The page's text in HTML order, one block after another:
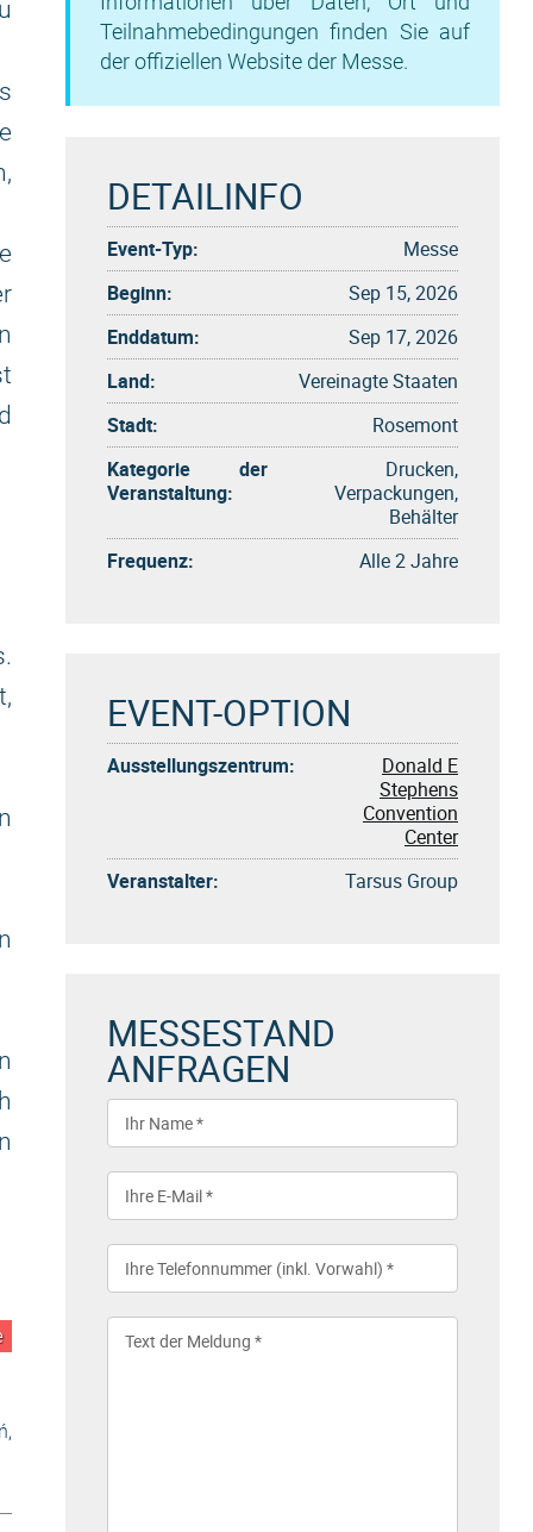
Teilnahmebedingungen finden Sie auf
der offiziellen Website der Messe.
DETAILINFO
Event-Typ:
Messe
Beginn:
Sep 15, 2026
Enddatum:
Sep 17, 2026
Land:
Vereinagte Staaten
Stadt:
Rosemont
Kategorie der
Veranstaltung:
Drucken,
Verpackungen,
Behälter
Frequenz:
Alle 2 Jahre
EVENT-OPTION
Ausstellungszentrum:
Donald E
Stephens
Convention
Center
Veranstalter:
Tarsus Group
MESSESTAND
ANFRAGEN